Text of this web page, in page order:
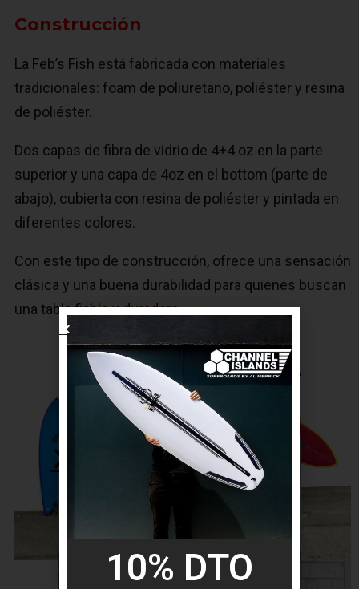
Construcción
La Feb’s Fish está fabricada con materiales
tradicionales: foam de poliuretano, poliéster y resina
de poliéster.
Dos capas de fibra de vidrio de 4+4 oz en la parte
superior y una capa de 4oz en el bottom (parte de
abajo), cubierta con resina de poliéster y pintada en
diferentes colores.
Con este tipo de construcción, ofrece una sensación
clásica y una buena durabilidad para quienes buscan
una tabla fiable y duradera.
10% DTO